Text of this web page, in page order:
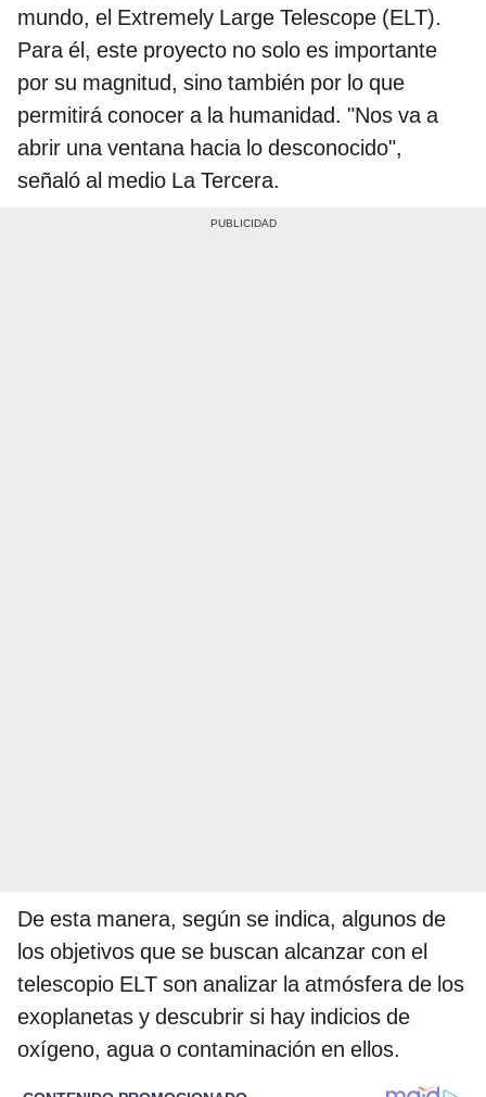
mundo, el Extremely Large Telescope (ELT).
Para él, este proyecto no solo es importante
por su magnitud, sino también por lo que
permitirá conocer a la humanidad. "Nos va a
abrir una ventana hacia lo desconocido",
señaló al medio La Tercera.
De esta manera, según se indica, algunos de
los objetivos que se buscan alcanzar con el
telescopio ELT son analizar la atmósfera de los
exoplanetas y descubrir si hay indicios de
oxígeno, agua o contaminación en ellos.